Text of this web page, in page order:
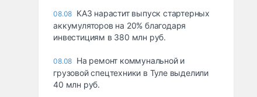
08.08 КАЗ нарастит выпуск стартерных
аккумуляторов на 20% благодаря
инвестициям в 380 млн руб.
08.08 На ремонт коммунальной и
грузовой спецтехники в Туле выделили
40 млн руб.